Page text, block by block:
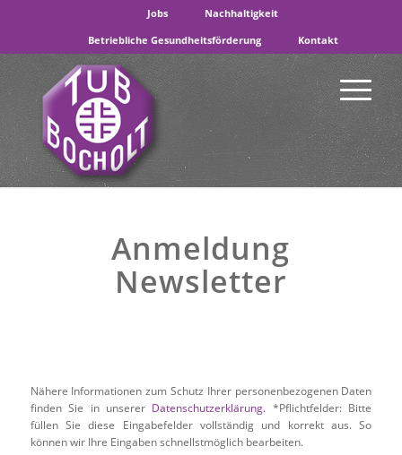
Jobs
Nachhaltigkeit
Betriebliche Gesundheitsförderung
Kontakt
Anmeldung
Newsletter
Nähere Informationen zum Schutz Ihrer personenbezogenen Daten
finden Sie in unserer Datenschutzerklärung. *Pflichtfelder: Bitte
füllen Sie diese Eingabefelder vollständig und korrekt aus. So
können wir Ihre Eingaben schnellstmöglich bearbeiten.